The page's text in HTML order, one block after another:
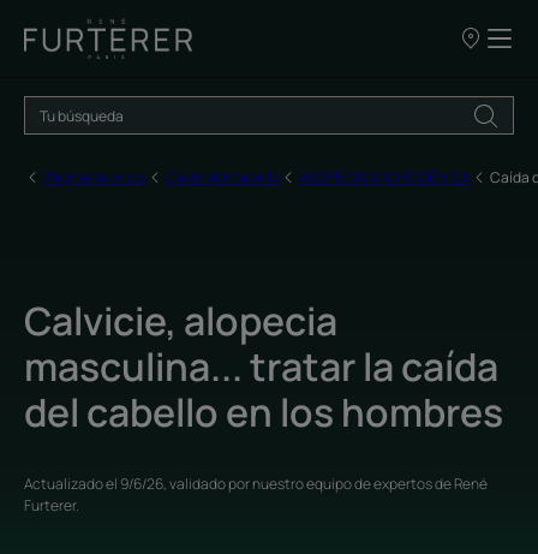
NUESTROS
VENTA
Página de inicio Caída del cabello ALOPECIA ANDROGÉNICA Caída
Calvicie, alopecia
masculina... tratar la caída
del cabello en los hombres
Actualizado el 9/6/26, validado pornuestro equipo de expertos de René
Furterer.